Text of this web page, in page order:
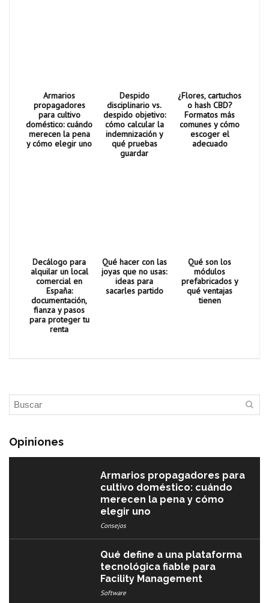
Armarios
propagadores
para cultivo
doméstico: cuándo
merecen la pena
y cómo elegir uno
Despido
disciplinario vs.
despido objetivo:
cómo calcular la
indemnización y
qué pruebas
guardar
¿Flores, cartuchos
o hash CBD?
Formatos más
comunes y cómo
escoger el
adecuado
Decálogo para
alquilar un local
comercial en
España:
documentación,
fianza y pasos
para proteger tu
renta
Qué hacer con las
joyas que no usas:
ideas para
sacarles partido
Qué son los
módulos
prefabricados y
qué ventajas
tienen
Opiniones
Armarios propagadores para
cultivo doméstico: cuándo
merecen la pena y cómo
elegir uno
Consejos
Qué define a una plataforma
tecnológica fiable para
Facility Management
Software